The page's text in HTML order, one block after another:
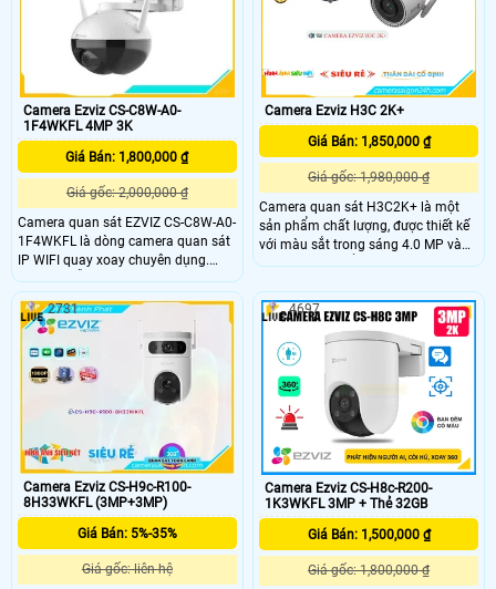
kiện ánh sáng nào
Camera Ezviz CS-C8W-A0-
1F4WKFL 4MP 3K
Giá Bán: 1,800,000 ₫
Giá gốc: 2,000,000 ₫
Camera quan sát EZVIZ CS-C8W-A0-
1F4WKFL là dòng camera quan sát
IP WIFI quay xoay chuyên dụng.
Camera hỗ trợ dộ phâm giải 4.0
Megapixel(2K+). Camera hỗ trợ
giám sát an ninh có màu ban đêm
24/24 đem lại tầm nhìn rõ ràng
Camera Ezviz H3C 2K+
Giá Bán: 1,850,000 ₫
Giá gốc: 1,980,000 ₫
Camera quan sát H3C2K+ là một
sản phẩm chất lượng, được thiết kế
với màu sắt trong sáng 4.0 MP và
có khả năng hiển thị màu sắc ban
Với khả năng chiếu sáng như ban
ngày, camera này rất phù hợp để lắp
đặt trong nhà xưởng
Camera Ezviz CS-H9c-R100-
8H33WKFL (3MP+3MP)
Giá Bán: 5%-35%
Giá gốc: liên hệ
2731
Camera Ezviz CS-H8c-R200-
1K3WKFL 3MP + Thẻ 32GB
Giá Bán: 1,500,000 ₫
Giá gốc: 1,800,000 ₫
4697